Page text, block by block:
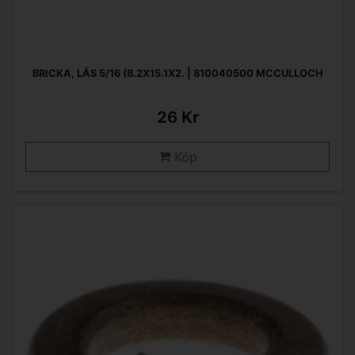
BRICKA, LÅS 5/16 (8.2X15.1X2. | 810040500 MCCULLOCH
26 Kr
Köp